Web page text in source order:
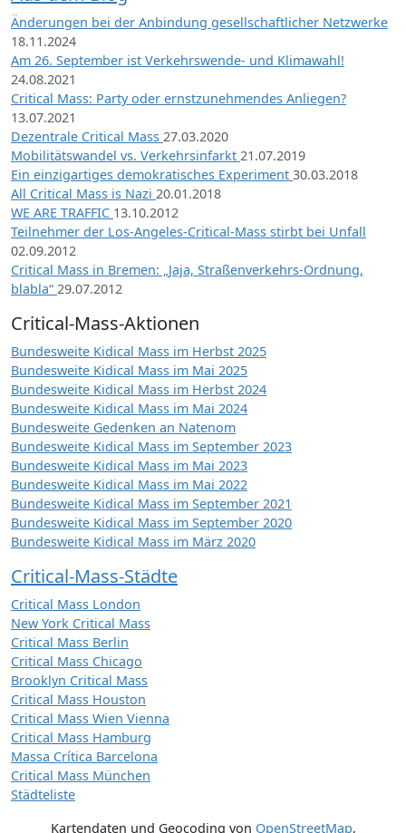
Änderungen bei der Anbindung gesellschaftlicher Netzwerke
18.11.2024
Am 26. September ist Verkehrswende- und Klimawahl!
24.08.2021
Critical Mass: Party oder ernstzunehmendes Anliegen?
13.07.2021
Dezentrale Critical Mass 27.03.2020
Mobilitätswandel vs. Verkehrsinfarkt 21.07.2019
Ein einzigartiges demokratisches Experiment 30.03.2018
All Critical Mass is Nazi 20.01.2018
WE ARE TRAFFIC 13.10.2012
Teilnehmer der Los-Angeles-Critical-Mass stirbt bei Unfall
02.09.2012
Critical Mass in Bremen: „Jaja, Straßenverkehrs-Ordnung,
blabla“ 29.07.2012
Critical-Mass-Aktionen
Bundesweite Kidical Mass im Herbst 2025
Bundesweite Kidical Mass im Mai 2025
Bundesweite Kidical Mass im Herbst 2024
Bundesweite Kidical Mass im Mai 2024
Bundesweite Gedenken an Natenom
Bundesweite Kidical Mass im September 2023
Bundesweite Kidical Mass im Mai 2023
Bundesweite Kidical Mass im Mai 2022
Bundesweite Kidical Mass im September 2021
Bundesweite Kidical Mass im September 2020
Bundesweite Kidical Mass im März 2020
Critical-Mass-Städte
Critical Mass London
New York Critical Mass
Critical Mass Berlin
Critical Mass Chicago
Brooklyn Critical Mass
Critical Mass Houston
Critical Mass Wien Vienna
Critical Mass Hamburg
Massa Crítica Barcelona
Critical Mass München
Städteliste
Kartendaten und Geocoding von OpenStreetMap,